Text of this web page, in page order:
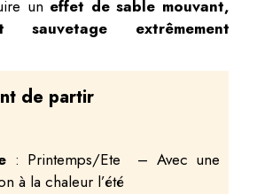
un effet de sable mouvant,
extrêmement
de partir
: Printemps/Ete – Avec une
à la chaleur l’été